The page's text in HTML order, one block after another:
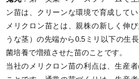
ン苗は、クリーンな環境で育成してい
メリクロン苗とは、親株の新しく伸
うな茎）の先端から0.5ミリ以下の生
菌培養で増殖させた苗のことです。
当社のメリクロン苗の利点は、生産